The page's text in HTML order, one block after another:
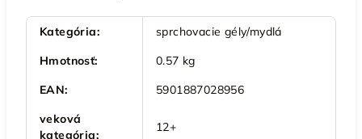
Kategória:
sprchovacie gély/mydlá
Hmotnosť:
0.57 kg
EAN:
5901887028956
veková
kategória:
12+